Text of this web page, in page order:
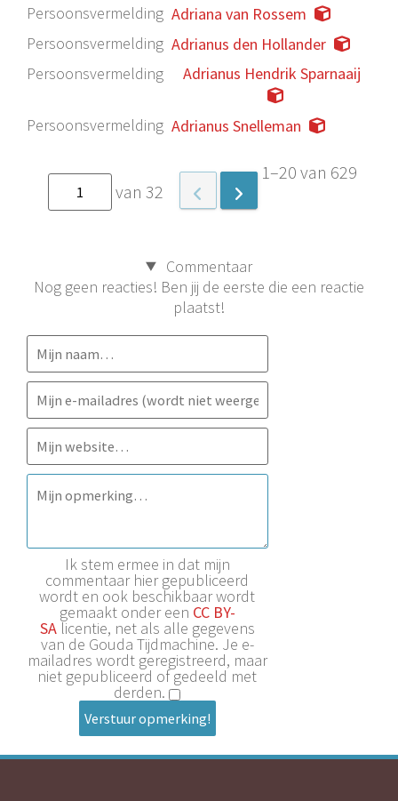
Persoonsvermelding Adriana van Rossem
Persoonsvermelding Adrianus den Hollander
Persoonsvermelding
Adrianus Hendrik Sparnaaij
Persoonsvermelding Adrianus Snelleman
van 32
1–20 van 629
Commentaar
Nog geen reacties! Ben jij de eerste die een reactie
plaatst!
Ik stem ermee in dat mijn
commentaar hier gepubliceerd
wordt en ook beschikbaar wordt
gemaakt onder een CC BY-
SAlicentie, net als alle gegevens
van de Gouda Tijdmachine. Je e-
mailadres wordt geregistreerd, maar
niet gepubliceerd of gedeeld met
derden.
Verstuur opmerking!